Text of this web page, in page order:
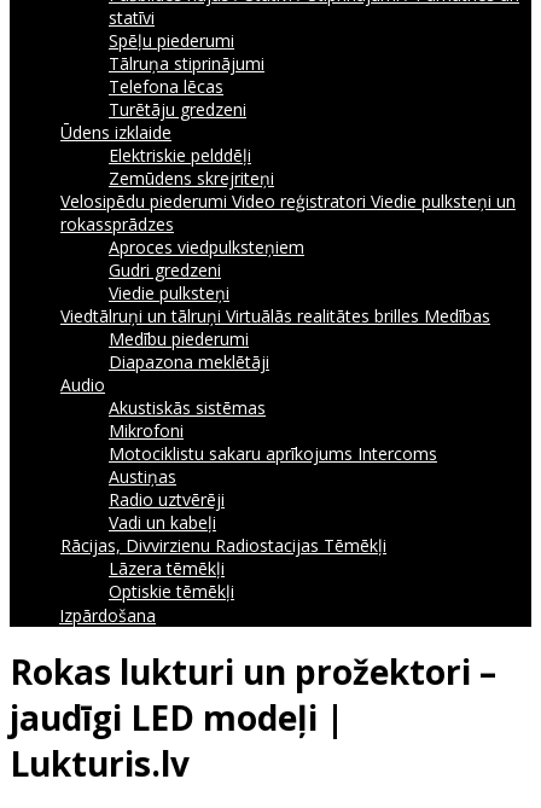
statīvi
Spēļu piederumi
Tālruņa stiprinājumi
Telefona lēcas
Turētāju gredzeni
Ūdens izklaide
Elektriskie pelddēļi
Zemūdens skrejriteņi
Velosipēdu piederumi Video reģistratori Viedie pulksteņi un
rokassprādzes
Aproces viedpulksteņiem
Gudri gredzeni
Viedie pulksteņi
Viedtālruņi un tālruņi Virtuālās realitātes brilles Medības
Medību piederumi
Diapazona meklētāji
Audio
Akustiskās sistēmas
Mikrofoni
Motociklistu sakaru aprīkojums Intercoms
Austiņas
Radio uztvērēji
Vadi un kabeļi
Rācijas, Divvirzienu Radiostacijas Tēmēkļi
Lāzera tēmēkļi
Optiskie tēmēkļi
Izpārdošana
Rokas lukturi un prožektori –
jaudīgi LED modeļi |
Lukturis.lv